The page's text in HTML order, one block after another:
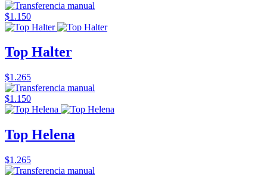
$1.150
Top Halter
$1.265
$1.150
Top Helena
$1.265